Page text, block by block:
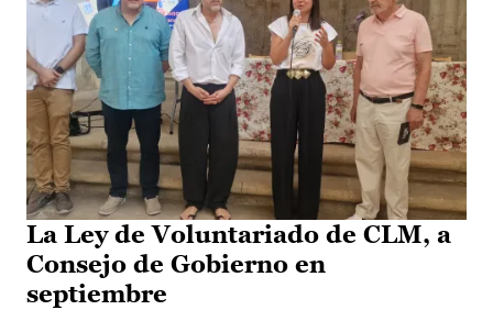
La Ley de Voluntariado de CLM, a
Consejo de Gobierno en
septiembre